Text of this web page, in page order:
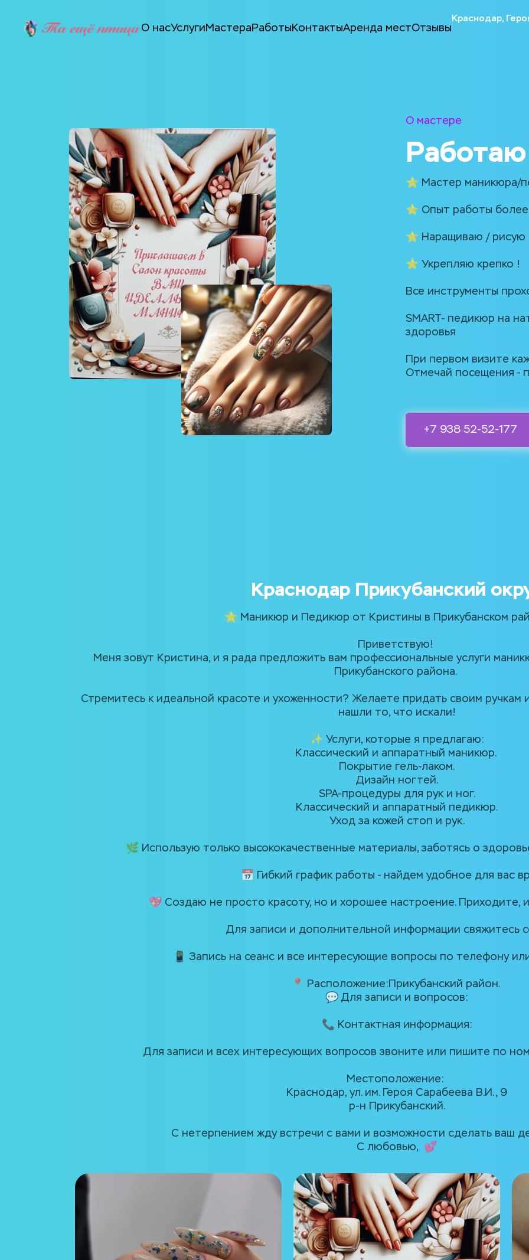
О насУслугиМастераРаботыКонтактыАренда местОтзывы
Краснодар,
О мастере
⭐️ Мастер маникюра/
⭐️ Опыт работы
⭐️ Наращиваю / рисую
⭐️ Укрепляю крепко !
Все инструменты
SMART- педикюр на
здоровья
При первом визите
Отмечай посещения -
+7 938 52-52-177
Краснодар Прикубанский
🌟 Маникюр и Педикюр от Кристины в Прикубанском
Приветствую!
Меня зовут Кристина, и я рада предложить вам профессиональные услуги
Прикубанского района.
Стремитесь к идеальной красоте и ухоженности? Желаете придать своим
нашли то, что искали!
✨ Услуги, которые я предлагаю:
Классический и аппаратный маникюр.
Покрытие гель-лаком.
Дизайн ногтей.
SPA-процедуры для рук и ног.
Классический и аппаратный педикюр.
Уход за кожей стоп и рук.
🌿 Использую только высококачественные материалы, заботясь о
📅 Гибкий график работы - найдем удобное для вас
💖 Создаю не просто красоту, но и хорошее настроение. Приходите,
Для записи и дополнительной информации свяжитесь
📱 Запись на сеанс и все интересующие вопросы по телефону
📍 Расположение:Прикубанский район.
💬 Для записи и вопросов:
📞 Контактная информация:
Для записи и всех интересующих вопросов звоните или пишите по
Местоположение:
Краснодар, ул. им. Героя Сарабеева В.И., 9
р-н Прикубанский.
С нетерпением жду встречи с вами и возможности сделать ваш
С любовью,  💕